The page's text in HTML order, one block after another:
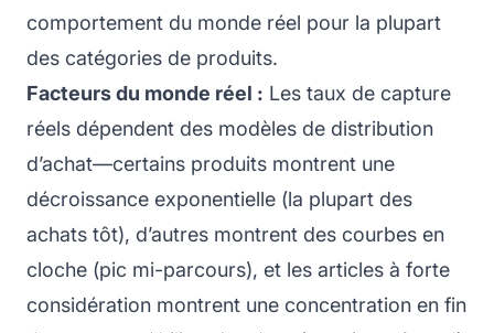
comportement du monde réel pour la plupart
des catégories de produits.
Facteurs du monde réel : Les taux de capture
réels dépendent des modèles de distribution
d’achat—certains produits montrent une
décroissance exponentielle (la plupart des
achats tôt), d’autres montrent des courbes en
cloche (pic mi-parcours), et les articles à forte
considération montrent une concentration en fin